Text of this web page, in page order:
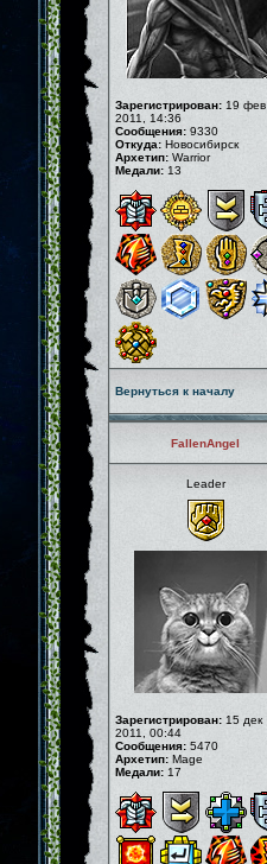
Зарегистрирован: 19 фев
2011, 14:36
Сообщения: 9330
Откуда: Новосибирск
Архетип: Warrior
Медали: 13
Вернуться к началу
FallenAngel
Leader
Зарегистрирован: 15 дек
2011, 00:44
Сообщения: 5470
Архетип: Mage
Медали: 17